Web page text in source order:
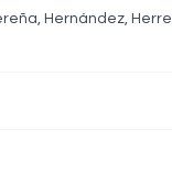
Hernández,